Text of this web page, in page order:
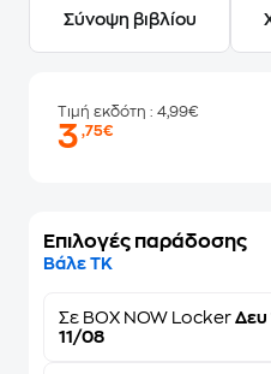
Σύνοψη βιβλίου
Τιμή εκδότη : 4,99€
3,75€
Επιλογές παράδοσης
Βάλε ΤΚ
Σε BOX NOW Locker Δευ
11/08